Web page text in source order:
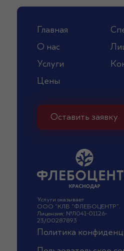
Услуги оказывает
ООО "КЛВ "ФЛЕБОЦЕНТР".
Лицензия: №Л041-01126-
23/00287893
Главная
О нас
Услуги
Цены
Политика
Оставить заявку